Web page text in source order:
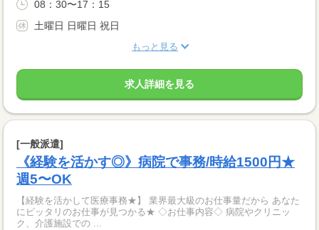
08：30〜17：15
土曜日 日曜日 祝日
もっと見る
求人詳細を見る
[一般派遣]
《経験を活かす◎》病院で事務/時給1500円★
週5〜OK
【経験を活かして医療事務★】 業界最大級のお仕事量だから あなた
にピッタリのお仕事が見つかる★ ◇お仕事内容◇ 病院やクリニッ
ク、介護施設での ...